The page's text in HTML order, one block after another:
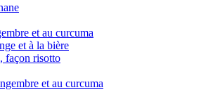
et au curcuma
et à la bière
façon risotto
et au curcuma